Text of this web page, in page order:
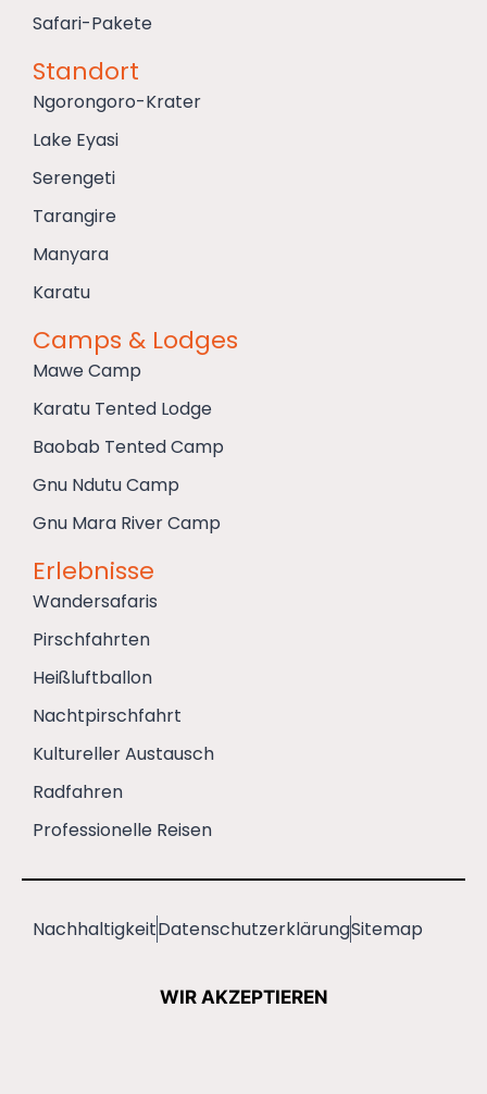
Safari-Pakete
Standort
Ngorongoro-Krater
Lake Eyasi
Serengeti
Tarangire
Manyara
Karatu
Camps & Lodges
Mawe Camp
Karatu Tented Lodge
Baobab Tented Camp
Gnu Ndutu Camp
Gnu Mara River Camp
Erlebnisse
Wandersafaris
Pirschfahrten
Heißluftballon
Nachtpirschfahrt
Kultureller Austausch
Radfahren
Professionelle Reisen
NachhaltigkeitDatenschutzerklärungSitemap
WIR AKZEPTIEREN